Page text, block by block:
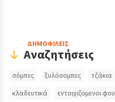
HeaderΔΗΜΟΦΙΛΕΙΣ
Αναζητήσεις
Search
σόμπες ξυλόσομπες τζάκια
κλαδευτικά
εντοιχιζομενοι